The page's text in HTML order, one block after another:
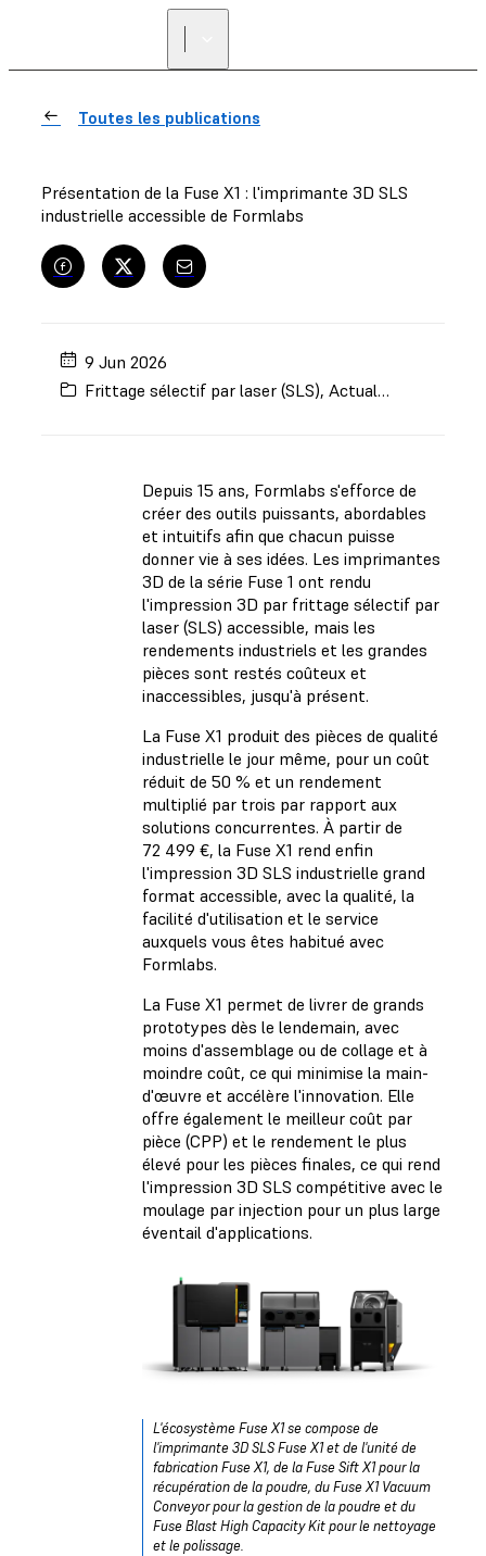
Toutes les publications
Présentation de la Fuse X1 : l'imprimante 3D SLS
industrielle accessible de Formlabs
9 Jun 2026
Frittage sélectif par laser (SLS),Actualités
Depuis 15 ans, Formlabs s'efforce de
créer des outils puissants, abordables
et intuitifs afin que chacun puisse
donner vie à ses idées. Les imprimantes
3D de la série Fuse 1 ont rendu
l'impression 3D par frittage sélectif par
laser (SLS) accessible, mais les
rendements industriels et les grandes
pièces sont restés coûteux et
inaccessibles, jusqu'à présent.
La Fuse X1 produit des pièces de qualité
industrielle le jour même, pour un coût
réduit de 50 % et un rendement
multiplié par trois par rapport aux
solutions concurrentes. À partir de
72 499 €, la Fuse X1 rend enfin
l'impression 3D SLS industrielle grand
format accessible, avec la qualité, la
facilité d'utilisation et le service
auxquels vous êtes habitué avec
Formlabs.
La Fuse X1 permet de livrer de grands
prototypes dès le lendemain, avec
moins d'assemblage ou de collage et à
moindre coût, ce qui minimise la main-
d'œuvre et accélère l'innovation. Elle
offre également le meilleur coût par
pièce (CPP) et le rendement le plus
élevé pour les pièces finales, ce qui rend
l'impression 3D SLS compétitive avec le
moulage par injection pour un plus large
éventail d'applications.
L'écosystème Fuse X1 se compose de
l'imprimante 3D SLS Fuse X1 et de l'unité de
fabrication Fuse X1, de la Fuse Sift X1 pour la
récupération de la poudre, du Fuse X1 Vacuum
Conveyor pour la gestion de la poudre et du
Fuse Blast High Capacity Kit pour le nettoyage
et le polissage.